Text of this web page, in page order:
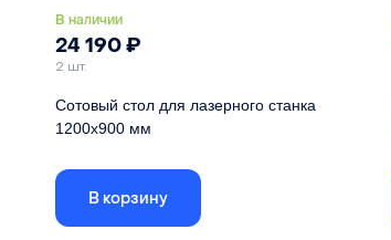
В наличии
24 190₽
2 шт.
Сотовый стол для лазерного станка
1200х900 мм
Габариты стола указаны по внешней рамке,
размер ячеистого поля - 1156х856
Длина
В корзину